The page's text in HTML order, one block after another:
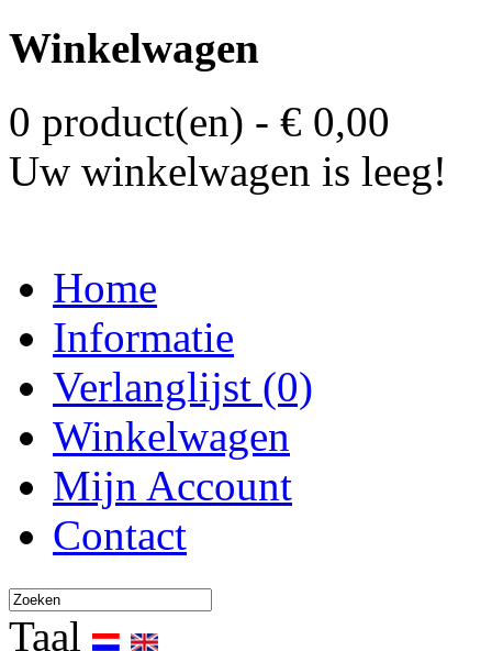
Winkelwagen
0 product(en) - € 0,00
Uw winkelwagen is leeg!
Home
Informatie
Verlanglijst (0)
Winkelwagen
Mijn Account
Contact
Taal